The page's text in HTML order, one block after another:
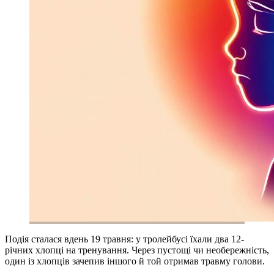
Подія сталася вдень 19 травня: у тролейбусі їхали два 12-
річних хлопці на тренування. Через пустощі чи необережність,
один із хлопців зачепив іншого й той отримав травму голови.